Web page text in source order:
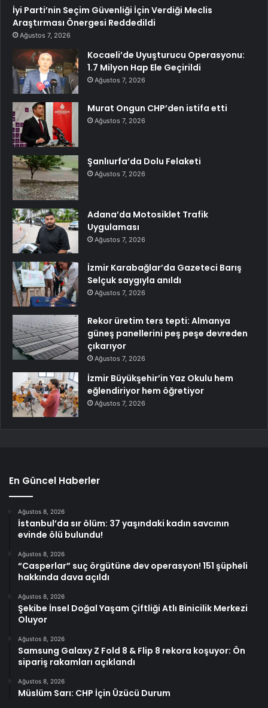
İyi Parti’nin Seçim Güvenliği İçin Verdiği Meclis
Araştırması Önergesi Reddedildi
Ağustos 7, 2026
Kocaeli’de Uyuşturucu Operasyonu:
1.7 Milyon Hap Ele Geçirildi
Ağustos 7, 2026
Murat Ongun CHP’den istifa etti
Ağustos 7, 2026
Şanlıurfa’da Dolu Felaketi
Ağustos 7, 2026
Adana’da Motosiklet Trafik
Uygulaması
Ağustos 7, 2026
İzmir Karabağlar’da Gazeteci Barış
Selçuk saygıyla anıldı
Ağustos 7, 2026
Rekor üretim ters tepti: Almanya
güneş panellerini peş peşe devreden
çıkarıyor
Ağustos 7, 2026
İzmir Büyükşehir’in Yaz Okulu hem
eğlendiriyor hem öğretiyor
Ağustos 7, 2026
En Güncel Haberler
Ağustos 8, 2026
İstanbul’da sır ölüm: 37 yaşındaki kadın savcının
evinde ölü bulundu!
Ağustos 8, 2026
“Casperlar” suç örgütüne dev operasyon! 151 şüpheli
hakkında dava açıldı
Ağustos 8, 2026
Şekibe İnsel Doğal Yaşam Çiftliği Atlı Binicilik Merkezi
Oluyor
Ağustos 8, 2026
Samsung Galaxy Z Fold 8 & Flip 8 rekora koşuyor: Ön
sipariş rakamları açıklandı
Ağustos 8, 2026
Müslüm Sarı: CHP İçin Üzücü Durum